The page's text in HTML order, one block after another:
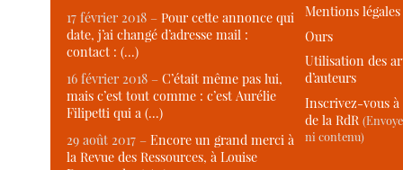
17 février 2018 –Pour cette annonce qui
date, j’ai changé d’adresse mail :
contact : (…)
16 février 2018 –C’était même pas lui,
mais c’est tout comme : c’est Aurélie
Filipetti qui a (…)
29 août 2017 –Encore un grand merci à
la Revue des Ressources, à Louise
Mentions légales
Ours
Utilisation des
d’auteurs
Inscrivez-vous
de la RdR
ni contenu)